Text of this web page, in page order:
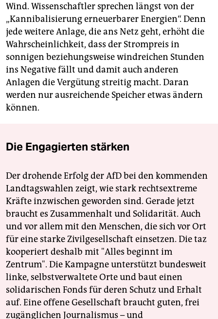
Wind. Wissenschaftler sprechen längst von der
„Kannibalisierung erneuerbarer Energien“. Denn
jede weitere Anlage, die ans Netz geht, erhöht die
Wahrscheinlichkeit, dass der Strompreis in
sonnigen beziehungsweise windreichen Stunden
ins Negative fällt und damit auch anderen
Anlagen die Vergütung streitig macht. Daran
werden nur ausreichende Speicher etwas ändern
können.
Die Engagierten stärken
Der drohende Erfolg der AfD bei den kommenden
Landtagswahlen zeigt, wie stark rechtsextreme
Kräfte inzwischen geworden sind. Gerade jetzt
braucht es Zusammenhalt und Solidarität. Auch
und vor allem mit den Menschen, die sich vor Ort
für eine starke Zivilgesellschaft einsetzen. Die taz
kooperiert deshalb mit "Alles beginnt im
Zentrum". Die Kampagne unterstützt bundesweit
linke, selbstverwaltete Orte und baut einen
solidarischen Fonds für deren Schutz und Erhalt
auf. Eine offene Gesellschaft braucht guten, frei
zugänglichen Journalismus – und